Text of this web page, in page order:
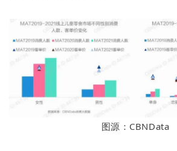
图源：CBNData